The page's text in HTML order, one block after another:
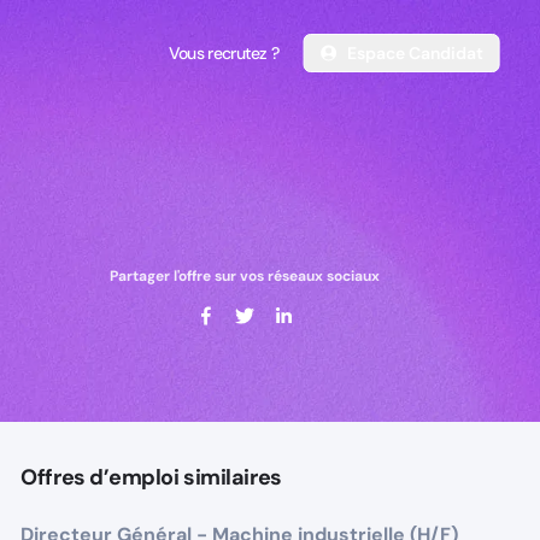
Vous recrutez ?
Vous recrutez ?
Partager l'offre sur vos réseaux sociaux
Offres d’emploi similaires
Directeur Général - Machine industrielle (H/F)